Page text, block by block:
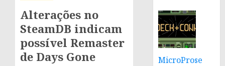
Alterações no
SteamDB indicam
possível Remaster
de Days Gone
MicroProse